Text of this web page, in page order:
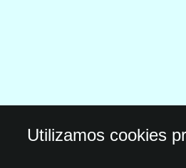
Utilizamos cookies